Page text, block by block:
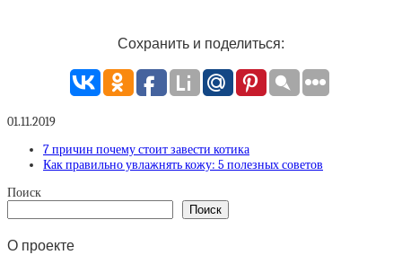
Сохранить и поделиться:
01.11.2019
7 причин почему стоит завести котика
Как правильно увлажнять кожу: 5 полезных советов
Поиск
Поиск
О проекте